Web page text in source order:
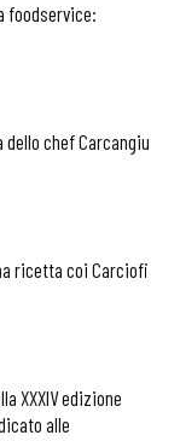
foodservice:
dello chef Carcangiu
ricetta coi Carciofi
XXXIV edizione
alle